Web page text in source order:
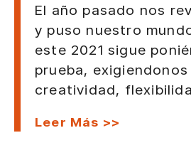
El año pasado nos
y puso nuestro
este 2021 sigue
prueba,
creatividad,
Leer Más >>